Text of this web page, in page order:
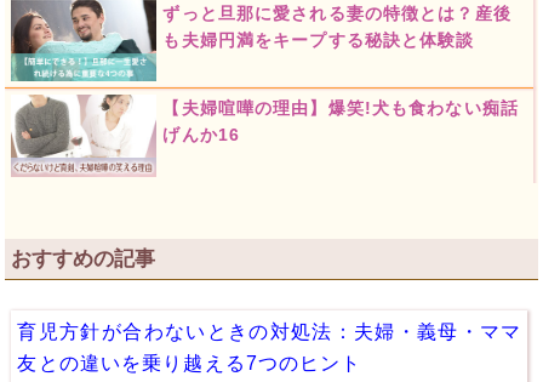
ずっと旦那に愛される妻の特徴とは？産後
も夫婦円満をキープする秘訣と体験談
【夫婦喧嘩の理由】爆笑!犬も食わない痴話
げんか16
おすすめの記事
育児方針が合わないときの対処法：夫婦・義母・ママ
友との違いを乗り越える7つのヒント